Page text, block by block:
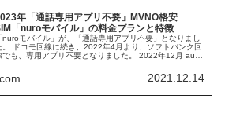
年「通話専用アプリ不要」MVNO格安
「nuroモバイル」の料金プランと特徴
nuroモバイル」が、「通話専用アプリ不要」となりまし
。 ドコモ回線に続き、2022年4月より、ソフトバンク回
でも、専用アプリ不要となりました。 2022年12月 au
プの、「ソニーネットワークコミュニケーションズ」が
供する、MVNO事業者です。 続々と、アプリ不要の
2021.12.14